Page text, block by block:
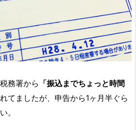
務署から 「振込までちょっと時間
てましたが、申告から1ヶ月半ぐら
。